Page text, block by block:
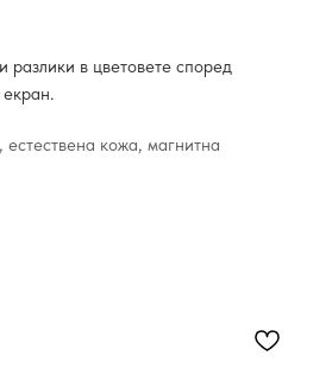
разлики в цветовете според
кожа, магнитна